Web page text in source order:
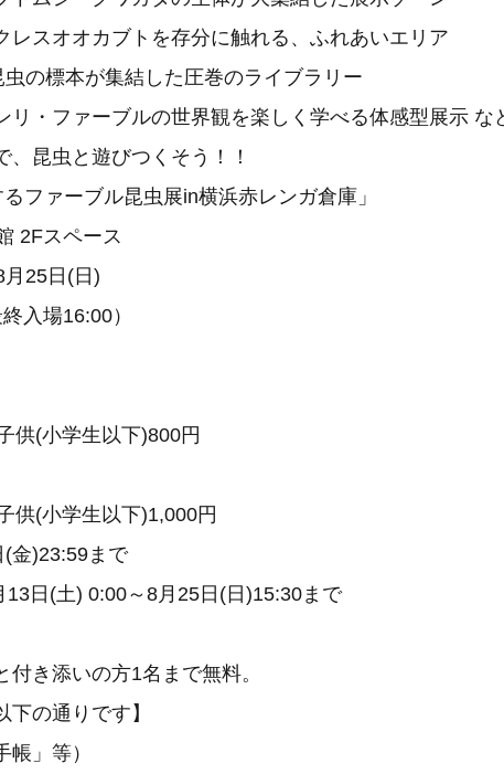
スオオカブトを存分に触れる、ふれあいエリア
の標本が集結した圧巻のライブラリー
・ファーブルの世界観を楽しく学べる体感型展示 な
昆虫と遊びつくそう！！
るファーブル昆虫展in横浜赤レンガ倉庫」
2Fスペース
25日(日)
入場16:00）
供(小学生以下)800円
供(小学生以下)1,000円
金)23:59まで
日(土) 0:00～8月25日(日)15:30まで
き添いの方1名まで無料。
下の通りです】
帳」等）